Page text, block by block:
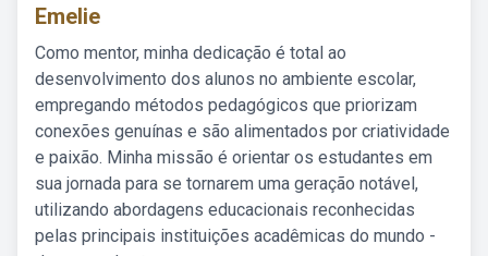
Emelie
Como mentor, minha dedicação é total ao
desenvolvimento dos alunos no ambiente escolar,
empregando métodos pedagógicos que priorizam
conexões genuínas e são alimentados por criatividade
e paixão. Minha missão é orientar os estudantes em
sua jornada para se tornarem uma geração notável,
utilizando abordagens educacionais reconhecidas
pelas principais instituições acadêmicas do mundo -